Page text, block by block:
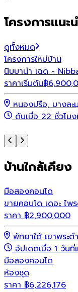
โครงการแนะ
ดูทั้งหมด
โครงการใหม่บ้าน
นิบบาน่า เฉด -
ราคาเริ่มต้น฿
หนองปรือ, บางละ
ดันเมื่อ 22 ชั่วโม
บ้านใกล้เคียง
มือสองคอนโด
ขายคอนโด เดอะ ไ
ราคา ฿2,900,000
พัทยาใต้ เขาพระต
อัปเดตเมื่อ 1 วันที่
มือสองคอนโด
ห้องชุด
ราคา ฿6,226,176